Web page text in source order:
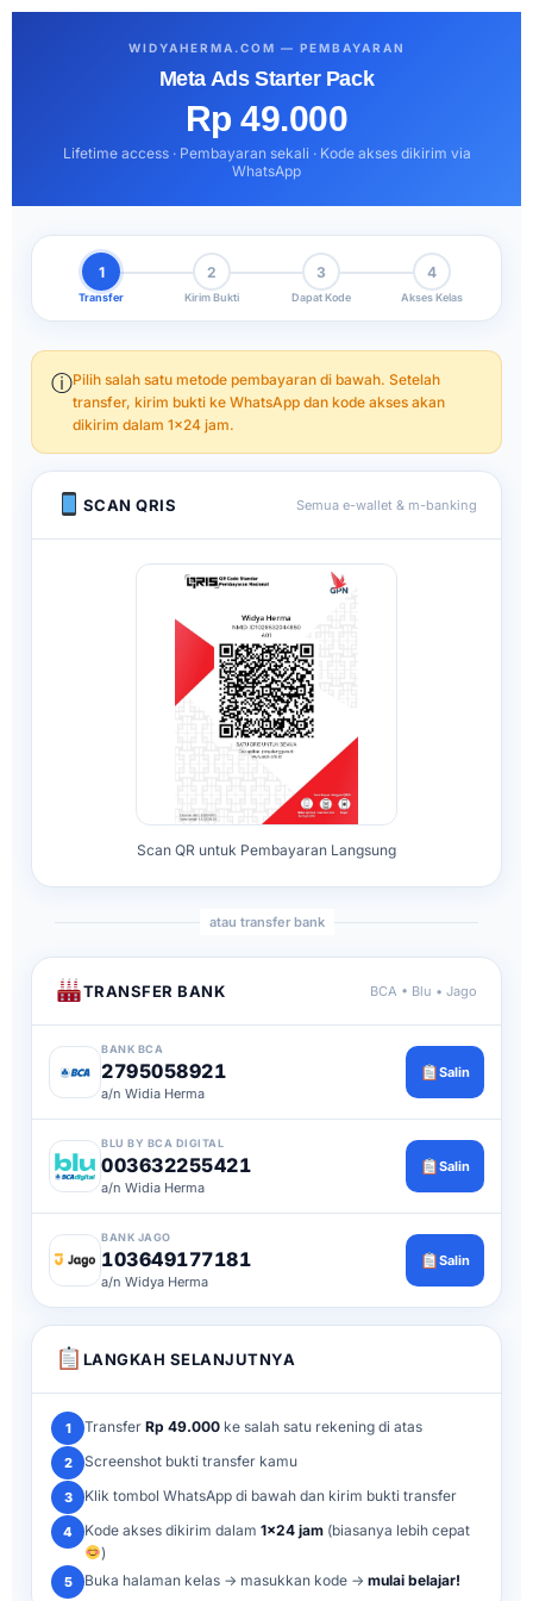
WIDYAHERMA.COM — PEMBAYARAN
Meta Ads Starter Pack
Rp 49.000
Lifetime access · Pembayaran sekali · Kode akses dikirim via
WhatsApp
1
Transfer
2
Kirim Bukti
3
Dapat Kode
4
Akses Kelas
ⓘPilih salah satu metode pembayaran di bawah. Setelah
transfer, kirim bukti ke WhatsApp dan kode akses akan
dikirim dalam 1×24 jam.
SCAN QRIS Semua e-wallet & m-banking
Scan QR untuk Pembayaran Langsung
atau transfer bank
TRANSFER BANK BCA • Blu • Jago
BANK BCA
2795058921
a/n Widia Herma
Salin
BLU BY BCA DIGITAL
003632255421
a/n Widia Herma
Salin
BANK JAGO
103649177181
a/n Widya Herma
Salin
LANGKAH SELANJUTNYA
1 Transfer Rp 49.000 ke salah satu rekening di atas
2 Screenshot bukti transfer kamu
3 Klik tombol WhatsApp di bawah dan kirim bukti transfer
4 Kode akses dikirim dalam 1×24 jam (biasanya lebih cepat
)
5 Buka halaman kelas → masukkan kode → mulai belajar!